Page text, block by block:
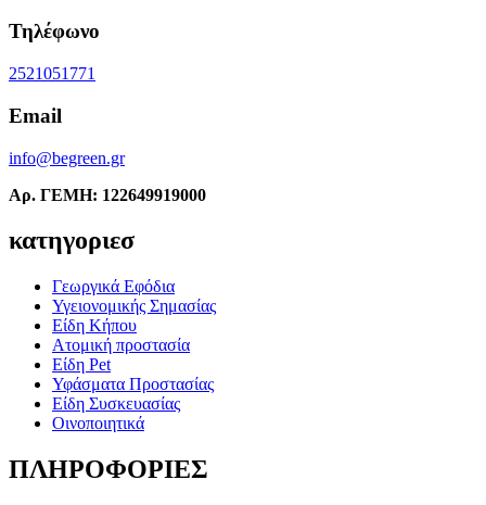
Τηλέφωνο
2521051771
Email
info@begreen.gr
Αρ. ΓΕΜΗ: 122649919000
κατηγοριεσ
Γεωργικά Εφόδια
Υγειονομικής Σημασίας
Είδη Κήπου
Ατομική προστασία
Είδη Pet
Υφάσματα Προστασίας
Είδη Συσκευασίας
Οινοποιητικά
ΠΛΗΡΟΦΟΡΙΕΣ